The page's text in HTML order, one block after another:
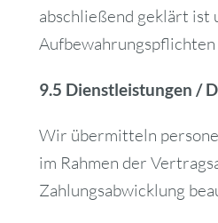
abschließend geklärt ist
9.5 Dienstleistungen /
Wir übermitteln
im Rahmen der
Zahlungsabwicklung